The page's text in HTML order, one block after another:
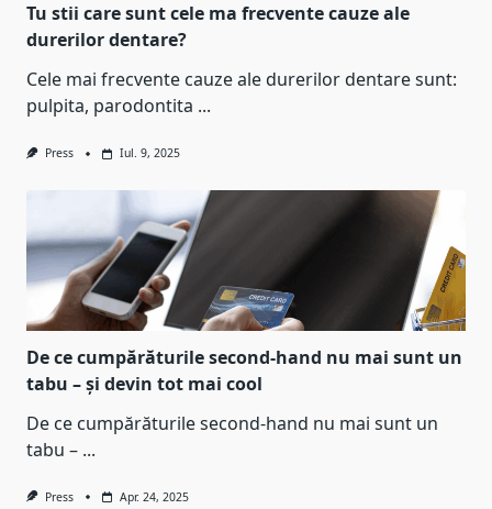
Tu stii care sunt cele ma frecvente cauze ale
durerilor dentare?
Cele mai frecvente cauze ale durerilor dentare sunt:
pulpita, parodontita ...
Press Iul. 9, 2025
De ce cumpărăturile second-hand nu mai sunt un
tabu – și devin tot mai cool
De ce cumpărăturile second-hand nu mai sunt un
tabu – ...
Press Apr. 24, 2025